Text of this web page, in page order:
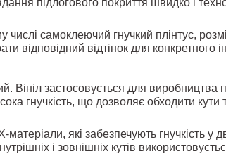
підлогового покриття швидко і
числі самоклеючий гнучкий плінтус,
відповідний відтінок для конкретного
Вініл застосовується для виробництва
гнучкість, що дозволяє обходити кути
які забезпечують гнучкість у
і зовнішніх кутів